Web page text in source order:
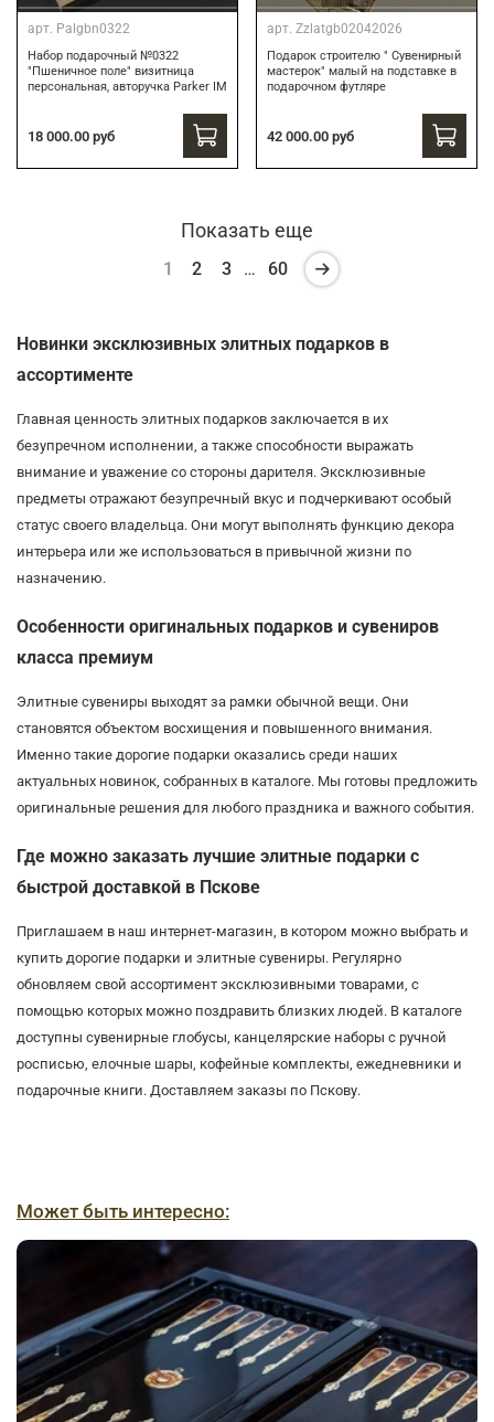
арт. Palgbn0322
Набор подарочный №0322
"Пшеничное поле" визитница
персональная, авторучка Parker IM
18 000.00 руб
арт. Zzlatgb02042026
Подарок строителю " Сувенирный
мастерок" малый на подставке в
подарочном футляре
42 000.00 руб
Показать еще
1 2 3 … 60
Новинки эксклюзивных элитных подарков в
ассортименте
Главная ценность элитных подарков заключается в их
безупречном исполнении, а также способности выражать
внимание и уважение со стороны дарителя. Эксклюзивные
предметы отражают безупречный вкус и подчеркивают особый
статус своего владельца. Они могут выполнять функцию декора
интерьера или же использоваться в привычной жизни по
назначению.
Особенности оригинальных подарков и сувениров
класса премиум
Элитные сувениры выходят за рамки обычной вещи. Они
становятся объектом восхищения и повышенного внимания.
Именно такие дорогие подарки оказались среди наших
актуальных новинок, собранных в каталоге. Мы готовы предложить
оригинальные решения для любого праздника и важного события.
Где можно заказать лучшие элитные подарки с
быстрой доставкой в Пскове
Приглашаем в наш интернет-магазин, в котором можно выбрать и
купить дорогие подарки и элитные сувениры. Регулярно
обновляем свой ассортимент эксклюзивными товарами, с
помощью которых можно поздравить близких людей. В каталоге
доступны сувенирные глобусы, канцелярские наборы с ручной
росписью, елочные шары, кофейные комплекты, ежедневники и
подарочные книги. Доставляем заказы по Пскову.
Может быть интересно: